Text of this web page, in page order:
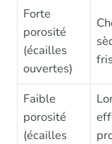
Forte
porosité
(écailles
ouvertes)
Faible
porosité
(écailles